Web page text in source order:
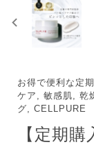
お得で便利な定
ケア, 敏感肌, 乾
グ, CELLPURE
【定期